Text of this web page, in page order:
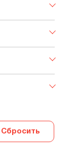
Сбросить